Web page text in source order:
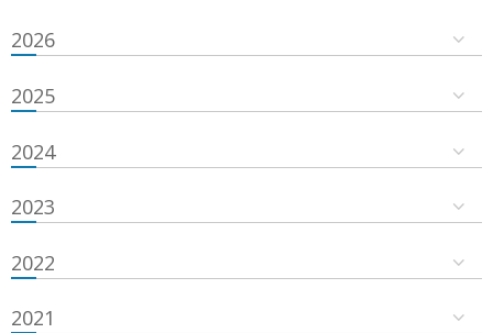
2026
2025
2024
2023
2022
2021